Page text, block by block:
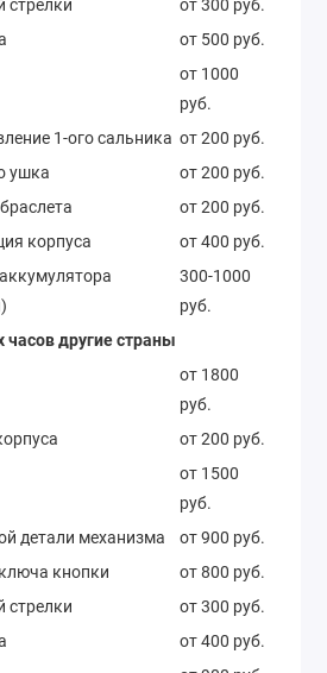
стрелки
от 300 руб.
от 500 руб.
от 1000
руб.
1-ого сальника от 200 руб.
ушка
от 200 руб.
от 200 руб.
корпуса
от 400 руб.
300-1000
руб.
другие страны
от 1800
руб.
от 200 руб.
от 1500
руб.
детали механизма
от 900 руб.
кнопки
от 800 руб.
стрелки
от 300 руб.
от 400 руб.